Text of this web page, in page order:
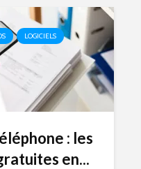
LOGICIELS
: les
en...